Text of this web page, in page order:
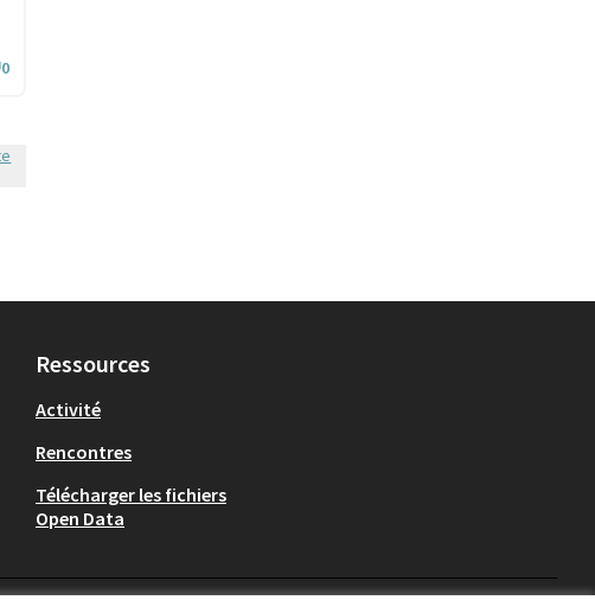
0
Ressources
Activité
Rencontres
Télécharger les fichiers
Open Data